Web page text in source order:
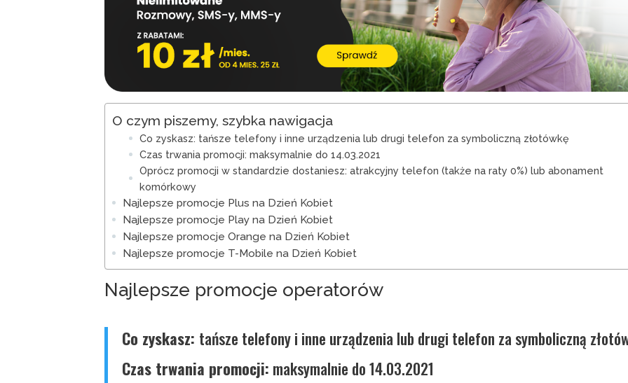
O czym piszemy, szybka nawigacja
Co zyskasz: tańsze telefony i inne urządzenia lub drugi telefon za symboliczną złotówkę
Czas trwania promocji: maksymalnie do 14.03.2021
Oprócz promocji w standardzie dostaniesz: atrakcyjny telefon (także na raty 0%) lub abonament
komórkowy
Najlepsze promocje Plus na Dzień Kobiet
Najlepsze promocje Play na Dzień Kobiet
Najlepsze promocje Orange na Dzień Kobiet
Najlepsze promocje T-Mobile na Dzień Kobiet
Najlepsze promocje operatorów
Co zyskasz: tańsze telefony i inne urządzenia lub drugi telefon za symboliczną
Czas trwania promocji: maksymalnie do 14.03.2021